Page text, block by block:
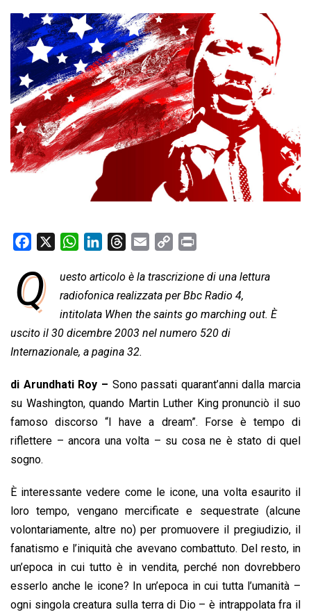
c
e
b
o
o
W
a
t
s
A
p
n
k
e
d
I
r
e
a
d
s
a
i
l
p
y
L
i
i
n
t
Q
uesto articolo è la trascrizione di una lettura
radiofonica realizzata per Bbc Radio 4,
intitolata When the saints go marching out. È
uscito il 30 dicembre 2003 nel numero 520 di
Internazionale, a pagina 32.
di Arundhati Roy – Sono passati quarant’anni dalla marcia
su Washington, quando Martin Luther King pronunciò il suo
famoso discorso “I have a dream”. Forse è tempo di
riflettere – ancora una volta – su cosa ne è stato di quel
sogno.
È interessante vedere come le icone, una volta esaurito il
loro tempo, vengano mercificate e sequestrate (alcune
volontariamente, altre no) per promuovere il pregiudizio, il
fanatismo e l’iniquità che avevano combattuto. Del resto, in
un’epoca in cui tutto è in vendita, perché non dovrebbero
esserlo anche le icone? In un’epoca in cui tutta l’umanità –
ogni singola creatura sulla terra di Dio – è intrappolata fra il